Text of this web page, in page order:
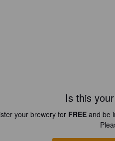
Is this
your brewery for FREEand be